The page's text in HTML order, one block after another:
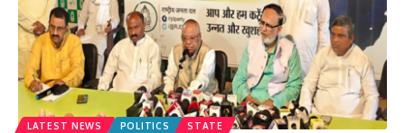
LATEST NEWS POLITICS STATE